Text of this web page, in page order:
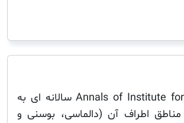
Annals of Institute for History Sciences of CASA in Dubrovnik سالانه ای به
اطراف آن (دالماسی، بوسنی و